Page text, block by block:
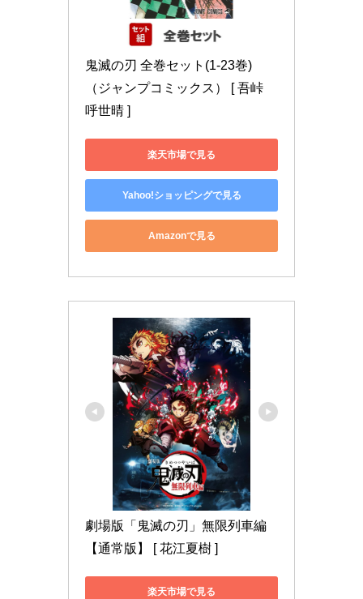
鬼滅の刃 全巻セット(1-23巻)
（ジャンプコミックス） [ 吾峠
呼世晴 ]
楽天市場で見る
Yahoo!ショッピングで見る
Amazonで見る
劇場版「鬼滅の刃」無限列車編
【通常版】 [ 花江夏樹 ]
楽天市場で見る